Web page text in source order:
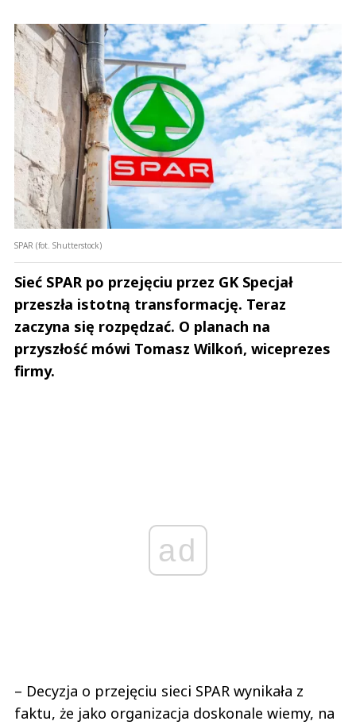
SPAR (fot. Shutterstock)
Sieć SPAR po przejęciu przez GK Specjał
przeszła istotną transformację. Teraz
zaczyna się rozpędzać. O planach na
przyszłość mówi Tomasz Wilkoń, wiceprezes
firmy.
ad
– Decyzja o przejęciu sieci SPAR wynikała z
faktu, że jako organizacja doskonale wiemy, na